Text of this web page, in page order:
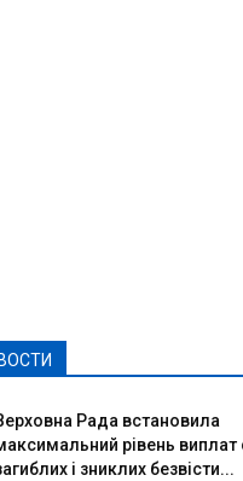
Рада встановила
рівень виплат
і зниклих безвісти...